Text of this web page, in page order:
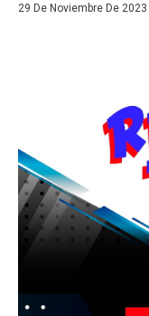
29 De Noviembre De 2023